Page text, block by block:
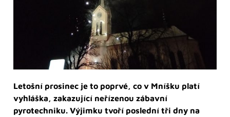
Letošní prosinec je to poprvé, co v Mníšku platí
vyhláška, zakazující neřízenou zábavní
pyrotechniku. Výjimku tvoří poslední tři dny na